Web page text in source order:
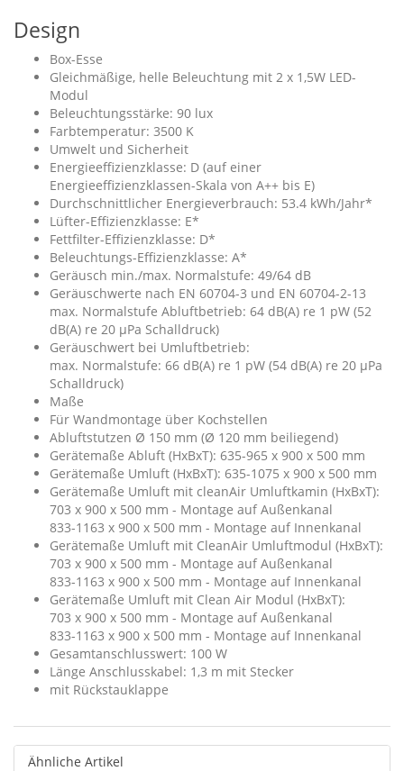
Design
Box-Esse
Gleichmäßige, helle Beleuchtung mit 2 x 1,5W LED-
Modul
Beleuchtungsstärke: 90 lux
Farbtemperatur: 3500 K
Umwelt und Sicherheit
Energieeffizienzklasse: D (auf einer
Energieeffizienzklassen-Skala von A++ bis E)
Durchschnittlicher Energieverbrauch: 53.4 kWh/Jahr*
Lüfter-Effizienzklasse: E*
Fettfilter-Effizienzklasse: D*
Beleuchtungs-Effizienzklasse: A*
Geräusch min./max. Normalstufe: 49/64 dB
Geräuschwerte nach EN 60704-3 und EN 60704-2-13
max. Normalstufe Abluftbetrieb: 64 dB(A) re 1 pW (52
dB(A) re 20 µPa Schalldruck)
Geräuschwert bei Umluftbetrieb:
max. Normalstufe: 66 dB(A) re 1 pW (54 dB(A) re 20 µPa
Schalldruck)
Maße
Für Wandmontage über Kochstellen
Abluftstutzen Ø 150 mm (Ø 120 mm beiliegend)
Gerätemaße Abluft (HxBxT): 635-965 x 900 x 500 mm
Gerätemaße Umluft (HxBxT): 635-1075 x 900 x 500 mm
Gerätemaße Umluft mit cleanAir Umluftkamin (HxBxT):
703 x 900 x 500 mm - Montage auf Außenkanal
833-1163 x 900 x 500 mm - Montage auf Innenkanal
Gerätemaße Umluft mit CleanAir Umluftmodul (HxBxT):
703 x 900 x 500 mm - Montage auf Außenkanal
833-1163 x 900 x 500 mm - Montage auf Innenkanal
Gerätemaße Umluft mit Clean Air Modul (HxBxT):
703 x 900 x 500 mm - Montage auf Außenkanal
833-1163 x 900 x 500 mm - Montage auf Innenkanal
Gesamtanschlusswert: 100 W
Länge Anschlusskabel: 1,3 m mit Stecker
mit Rückstauklappe
Ähnliche Artikel